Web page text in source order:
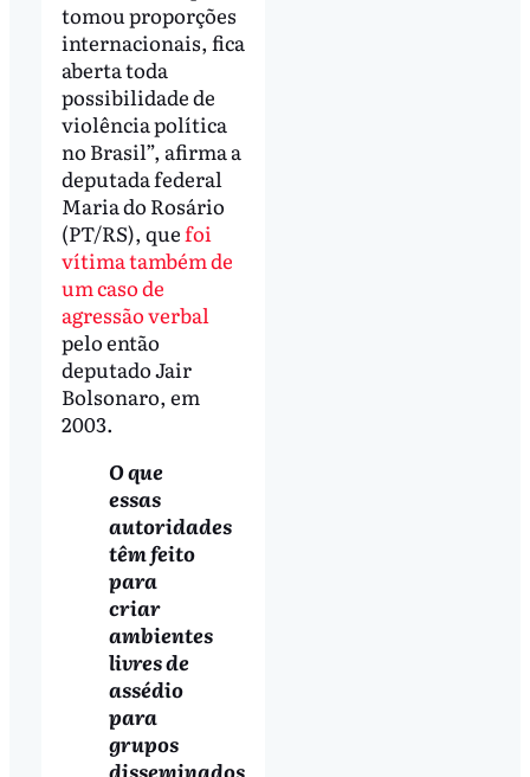
tomou proporções
internacionais, fica
aberta toda
possibilidade de
violência política
no Brasil”, afirma a
deputada federal
Maria do Rosário
(PT/RS), quefoi
vítima também de
um caso de
agressão verbal
pelo então
deputado Jair
Bolsonaro, em
2003.
O que
essas
autoridades
têm feito
para
criar
ambientes
livres de
assédio
para
grupos
disseminados